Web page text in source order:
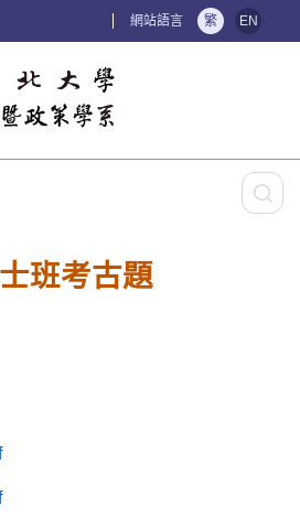
網站語言 繁 EN
班考古題